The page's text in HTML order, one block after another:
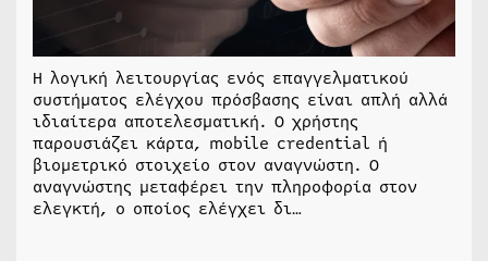
Η λογική λειτουργίας ενός επαγγελματικού
συστήματος ελέγχου πρόσβασης είναι απλή αλλά
ιδιαίτερα αποτελεσματική. Ο χρήστης
παρουσιάζει κάρτα, mobile credential ή
βιομετρικό στοιχείο στον αναγνώστη. Ο
αναγνώστης μεταφέρει την πληροφορία στον
ελεγκτή, ο οποίος ελέγχει δι…